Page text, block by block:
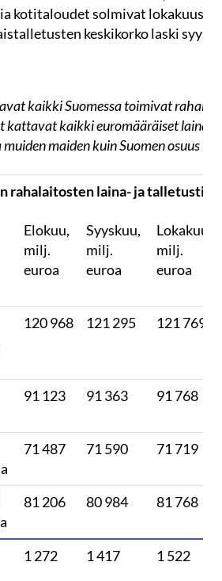
kotitaloudet solmivat lokakuussa
keskikorko laski
kaikki Suomessa toimivat
kattavat kaikki euromääräiset lainat
maiden kuin Suomen osuus
rahalaitosten laina- ja
Elokuu,
milj.
euroa
Syyskuu,
milj.
euroa
Lokakuu,
milj.
euroa
120 968 121 295 121 769
91 123 91 363 91 768
71 487 71 590 71 719
81 206 80 984 81 768
1 272 1 417 1 522